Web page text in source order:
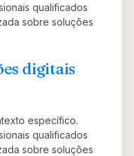
qualificados
sobre soluções
digitais
específico.
qualificados
sobre soluções